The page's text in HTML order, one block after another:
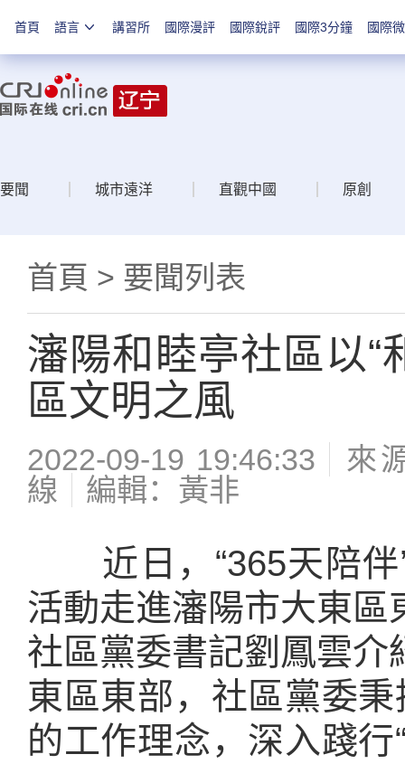
首頁 語言 講習所 國際漫評 國際銳評 國際3分鐘 國際
要聞 城市遠洋 直觀中國 原創
首頁 > 要聞列表
瀋陽和睦亭社區以“
區文明之風
2022-09-19 19:46:33
來
線
編輯：黃非
近日，“365天陪伴
活動走進瀋陽市大東
社區黨委書記劉鳳雲
東區東部，社區黨委秉
的工作理念，深入踐行